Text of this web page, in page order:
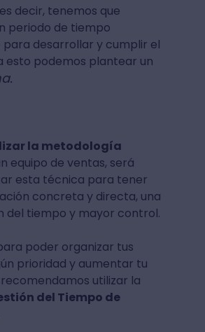
decir, tenemos que
periodo de tiempo
desarrollar y cumplir el
esto podemos plantear un
la metodología
equipo de ventas, será
esta técnica para tener
concreta y directa, una
del tiempo y mayor control.
poder organizar tus
prioridad y aumentar tu
utilizar la
del Tiempo de